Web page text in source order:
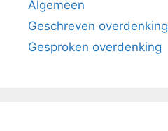
Algemeen
Geschreven overdenking
Gesproken overdenking